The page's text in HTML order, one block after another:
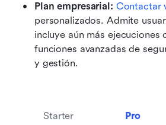
Plan empresarial: Contactar
personalizados. Admite
incluye aún más ejecuciones
funciones avanzadas de
y gestión.
Starter Pro